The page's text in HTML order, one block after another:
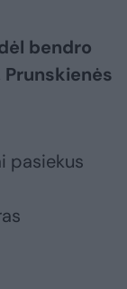
bendro
pasiekus